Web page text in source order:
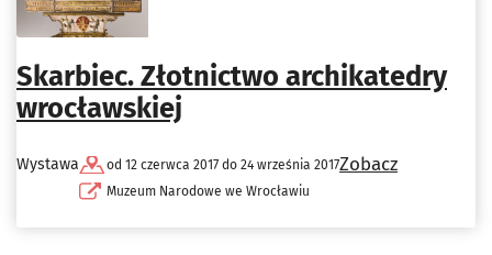
Skarbiec. Złotnictwo archikatedry
wrocławskiej
Wystawa
od 12 czerwca 2017 do 24 września 2017
Muzeum Narodowe we Wrocławiu
Zobacz